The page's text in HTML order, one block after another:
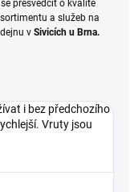
přesvědčit o kvalitě
a služeb na
v Sivicích u Brna.
i bez předchozího
Vruty jsou